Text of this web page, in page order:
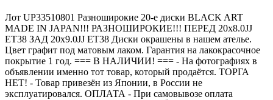
Лот UP33510801 Разноширокие 20-е диски BLACK ART
MADE IN JAPAN!!! РАЗНОШИРОКИЕ!!! ПЕРЕД 20x8.0JJ
ET38 ЗАД 20x9.0JJ ET38 Диски окрашены в нашем ателье.
Цвет графит под матовым лаком. Гарантия на лакокрасочное
покрытие 1 год. === B НАЛИЧИИ! === - На фотографиях в
объявлении именно тот товар, который продаётся. ТОРГА
НЕТ! - Товар привезён из Японии, в России не
эксплуатировался. ОПЛАТА - При самовывозе оплата